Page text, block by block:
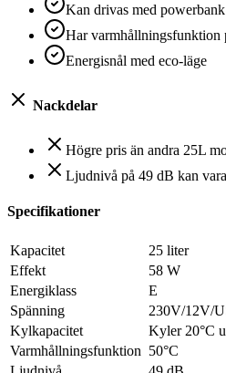
Kan drivas med
Har varmhållningsfunktion
Energisnål med eco-läge
Nackdelar
Högre pris än andra 25L
Ljudnivå på 49 dB kan
Specifikationer
Kapacitet
25 liter
Effekt
58 W
Energiklass
E
Spänning
230V/12V/
Kylkapacitet
Kyler 20°C
Varmhållningsfunktion 50°C